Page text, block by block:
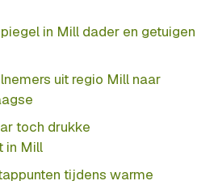
in Mill dader en getuigen
uit regio Mill naar
toch drukke
in Mill
tijdens warme